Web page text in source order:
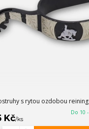
s rytou ozdobou
Kč/ks
Do 10